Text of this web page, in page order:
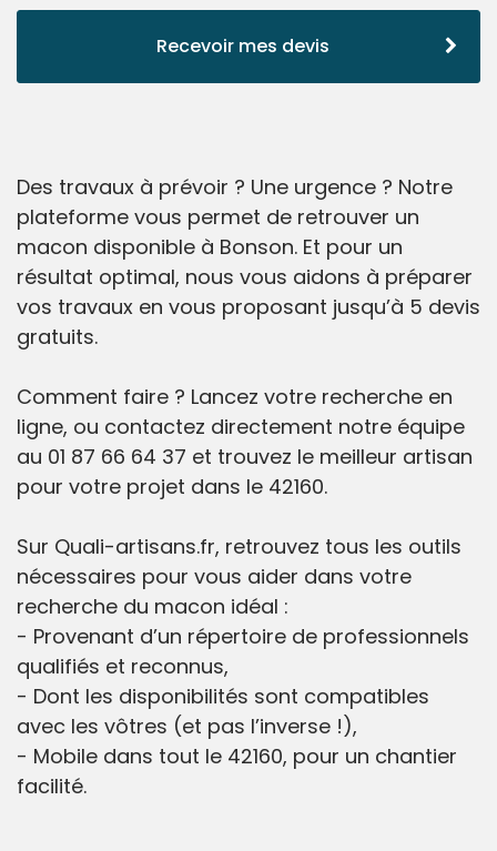
Recevoir mes devis
Des travaux à prévoir ? Une urgence ? Notre
plateforme vous permet de retrouver un
macon disponible à Bonson. Et pour un
résultat optimal, nous vous aidons à préparer
vos travaux en vous proposant jusqu’à 5 devis
gratuits.
Comment faire ? Lancez votre recherche en
ligne, ou contactez directement notre équipe
au 01 87 66 64 37 et trouvez le meilleur artisan
pour votre projet dans le 42160.
Sur Quali-artisans.fr, retrouvez tous les outils
nécessaires pour vous aider dans votre
recherche du macon idéal :
- Provenant d’un répertoire de professionnels
qualifiés et reconnus,
- Dont les disponibilités sont compatibles
avec les vôtres (et pas l’inverse !),
- Mobile dans tout le 42160, pour un chantier
facilité.